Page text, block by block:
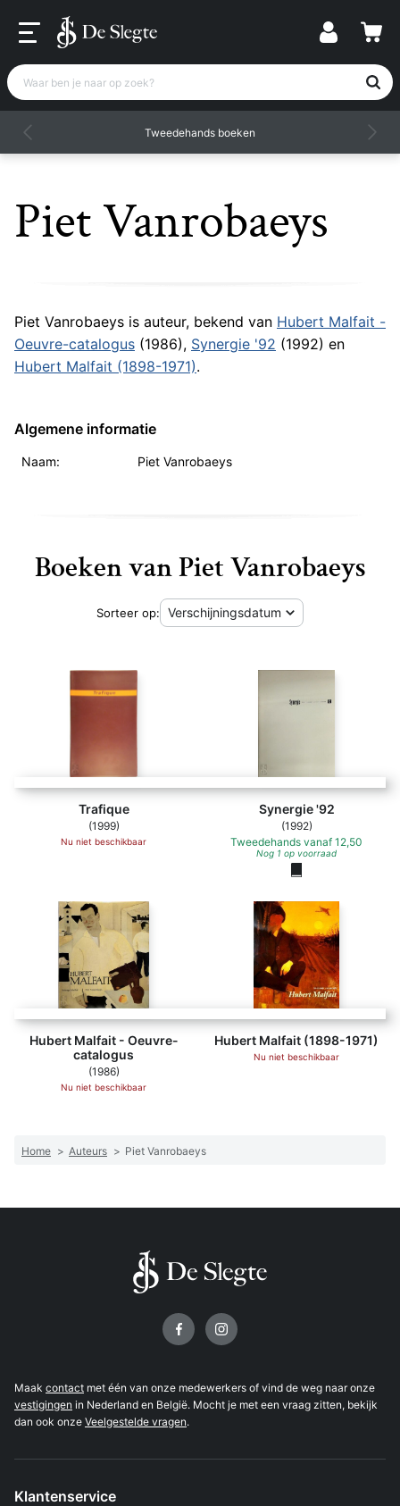
Waar ben je naar op zoek?
Tweedehands boeken
Piet Vanrobaeys
Piet Vanrobaeys is auteur, bekend van Hubert Malfait -
Oeuvre-catalogus (1986), Synergie '92 (1992) en
Hubert Malfait (1898-1971).
Algemene informatie
Naam: Piet Vanrobaeys
Boeken van Piet Vanrobaeys
Sorteer op:
Trafique
(1999)
Nu niet beschikbaar
Synergie '92
(1992)
Tweedehands vanaf 12,50
Nog 1 op voorraad
Hubert Malfait - Oeuvre-
catalogus
(1986)
Nu niet beschikbaar
Hubert Malfait (1898-1971)
Nu niet beschikbaar
Home > Auteurs > Piet Vanrobaeys
Maak contact met één van onze medewerkers of vind de weg naar onze
vestigingen in Nederland en België. Mocht je met een vraag zitten, bekijk
dan ook onze Veelgestelde vragen.
Klantenservice